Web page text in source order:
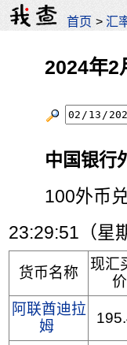
首页 >汇
2024年2
中国银行
100外币兑
23:29:51（星
货币名称
现汇
价
阿联酋迪拉
姆